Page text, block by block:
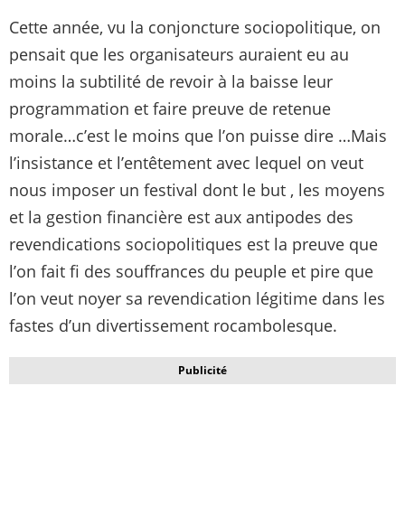
Cette année, vu la conjoncture sociopolitique, on
pensait que les organisateurs auraient eu au
moins la subtilité de revoir à la baisse leur
programmation et faire preuve de retenue
morale…c’est le moins que l’on puisse dire …Mais
l’insistance et l’entêtement avec lequel on veut
nous imposer un festival dont le but , les moyens
et la gestion financière est aux antipodes des
revendications sociopolitiques est la preuve que
l’on fait fi des souffrances du peuple et pire que
l’on veut noyer sa revendication légitime dans les
fastes d’un divertissement rocambolesque.
Publicité